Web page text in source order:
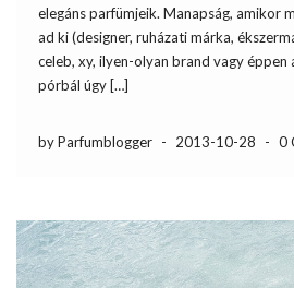
elegáns parfümjeik. Manapság, amikor
ad ki (designer, ruházati márka,
celeb, xy, ilyen-olyan brand vagy éppen
pórbál úgy […]
by Parfumblogger - 2013-10-28 - 0